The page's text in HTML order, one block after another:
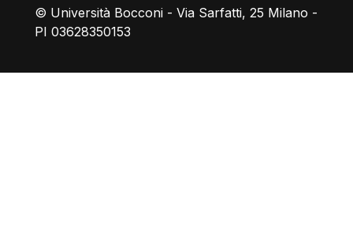
© Università Bocconi - Via Sarfatti, 25 Milano -
PI 03628350153